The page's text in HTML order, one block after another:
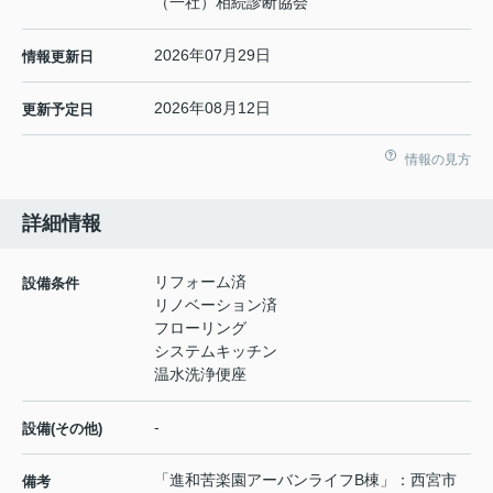
情報更新日 2026年07月29日
更新予定日 2026年08月12日
情報の見方
詳細情報
設備条件
リフォーム済
リノベーション済
フローリング
システムキッチン
温水洗浄便座
設備(その他) -
備考 「進和苦楽園アーバンライフB棟」：西宮市